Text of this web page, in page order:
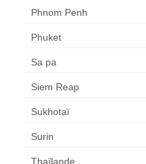
Phnom Penh
Phuket
Sa pa
Siem Reap
Sukhotaï
Surin
Thaïlande